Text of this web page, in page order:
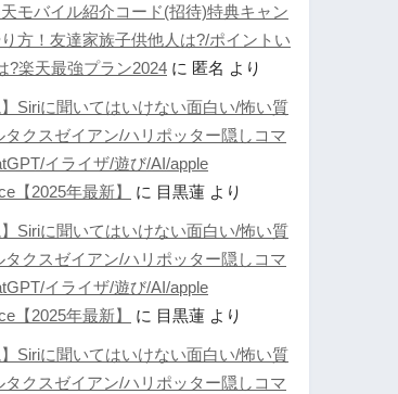
モバイル紹介コード(招待)特典キャン
方！友達家族子供他人は?/ポイントい
?楽天最強プラン2024 に 匿名 より
Siriに聞いてはいけない面白い/怖い質
タクスゼイアン/ハリポッター隠しコマ
イライザ/遊び/AI/apple
【2025年最新】
に 目黒蓮 より
Siriに聞いてはいけない面白い/怖い質
タクスゼイアン/ハリポッター隠しコマ
イライザ/遊び/AI/apple
【2025年最新】
に 目黒蓮 より
Siriに聞いてはいけない面白い/怖い質
タクスゼイアン/ハリポッター隠しコマ